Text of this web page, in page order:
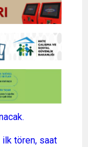
ilk tören, saat